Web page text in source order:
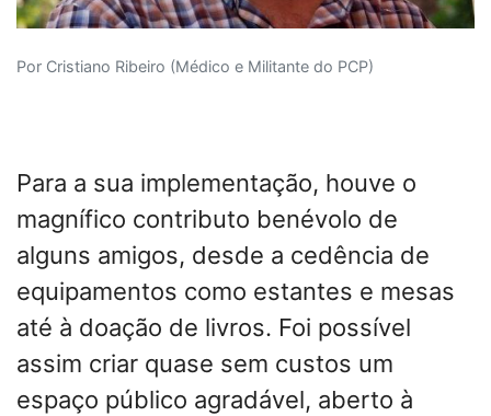
Por Cristiano Ribeiro (Médico e Militante do PCP)
Para a sua implementação, houve o
magnífico contributo benévolo de
alguns amigos, desde a cedência de
equipamentos como estantes e mesas
até à doação de livros. Foi possível
assim criar quase sem custos um
espaço público agradável, aberto à